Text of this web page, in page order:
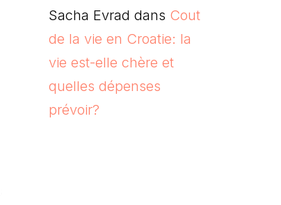
Sacha Evrad dans Cout
de la vie en Croatie: la
vie est-elle chère et
quelles dépenses
prévoir?